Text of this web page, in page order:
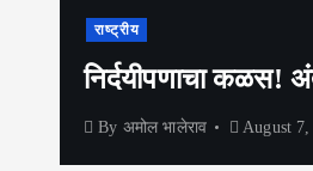
राष्ट्रीय
निर्दयीपणाचा कळस!
By अमोल भालेराव August